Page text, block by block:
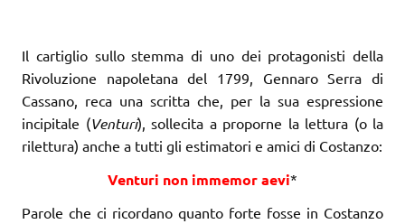
Il cartiglio sullo stemma di uno dei protagonisti della
Rivoluzione napoletana del 1799, Gennaro Serra di
Cassano, reca una scritta che, per la sua espressione
incipitale (Venturi), sollecita a proporne la lettura (o la
rilettura) anche a tutti gli estimatori e amici di Costanzo:
Venturi non immemor aevi*
Parole che ci ricordano quanto forte fosse in Costanzo